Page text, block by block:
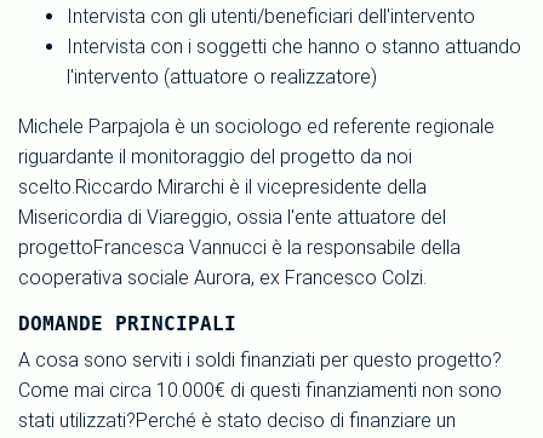
Intervista con gli utenti/beneficiari dell'intervento
Intervista con i soggetti che hanno o stanno attuando
l'intervento (attuatore o realizzatore)
Michele Parpajola è un sociologo ed referente regionale
riguardante il monitoraggio del progetto da noi
scelto.Riccardo Mirarchi è il vicepresidente della
Misericordia di Viareggio, ossia l'ente attuatore del
progettoFrancesca Vannucci è la responsabile della
cooperativa sociale Aurora, ex Francesco Colzi.
DOMANDE PRINCIPALI
A cosa sono serviti i soldi finanziati per questo progetto?
Come mai circa 10.000€ di questi finanziamenti non sono
stati utilizzati?Perché è stato deciso di finanziare un